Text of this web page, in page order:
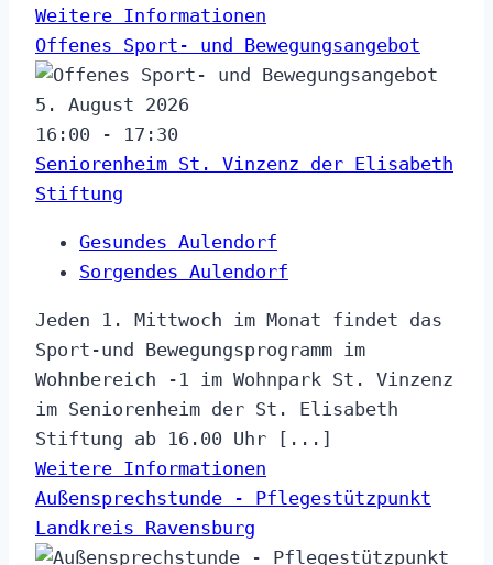
Weitere Informationen
Offenes Sport- und Bewegungsangebot
5. August 2026
16:00 - 17:30
Seniorenheim St. Vinzenz der Elisabeth
Stiftung
Gesundes Aulendorf
Sorgendes Aulendorf
Jeden 1. Mittwoch im Monat findet das
Sport-und Bewegungsprogramm im
Wohnbereich -1 im Wohnpark St. Vinzenz
im Seniorenheim der St. Elisabeth
Stiftung ab 16.00 Uhr [...]
Weitere Informationen
Außensprechstunde - Pflegestützpunkt
Landkreis Ravensburg